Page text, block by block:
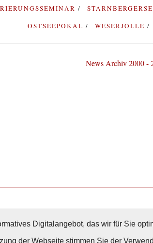
Digitalangebot, das wir für Sie
der Webseite stimmen Sie der
OSTSEEPOKAL
WESERJOLLE
News Archiv 2000 -
Nach Oben